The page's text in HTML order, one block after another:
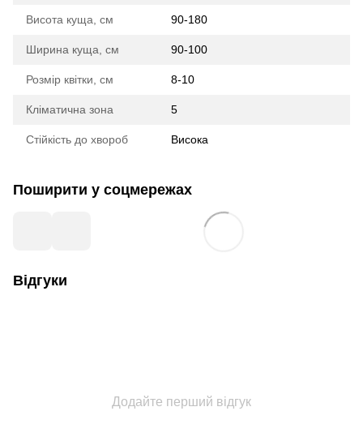
Висота куща, см 90-180
Ширина куща, см 90-100
Розмір квітки, см 8-10
Кліматична зона 5
Стійкість до хвороб Висока
Поширити у соцмережах
Відгуки
Додайте перший відгук